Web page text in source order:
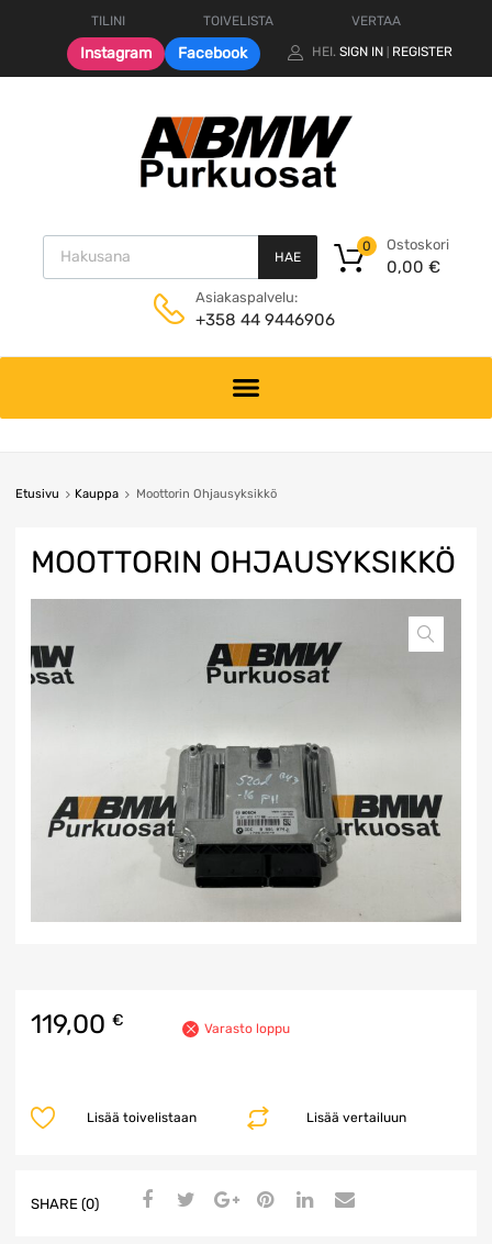
TILINI TOIVELISTA VERTAA
Instagram Facebook HEI. SIGN IN REGISTER
Products search
HAE
Ostoskori
0,00 €
0
Asiakaspalvelu:
+358 44 9446906
content
Etusivu Kauppa Moottorin Ohjausyksikkö
MOOTTORIN OHJAUSYKSIKKÖ
119,00 € Varasto loppu
Lisää vertailuun
Lisää toivelistaan
SHARE (0)